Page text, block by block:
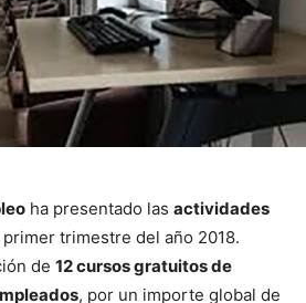
ha presentado las actividades
primer trimestre del año 2018.
de 12 cursos gratuitos de
, por un importe global de